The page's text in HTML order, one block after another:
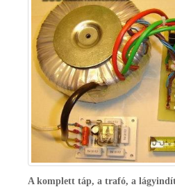
A komplett táp, a trafó, a